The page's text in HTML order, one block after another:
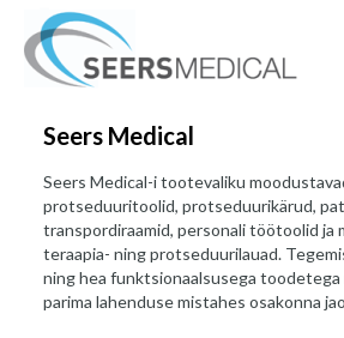
Seers Medical
Seers Medical-i tootevaliku
protseduuritoolid, protseduurikärud,
transpordiraamid, personali töötoolid ja
teraapia- ning protseduurilauad.
ning hea funktsionaalsusega toodetega
parima lahenduse mistahes osakonna